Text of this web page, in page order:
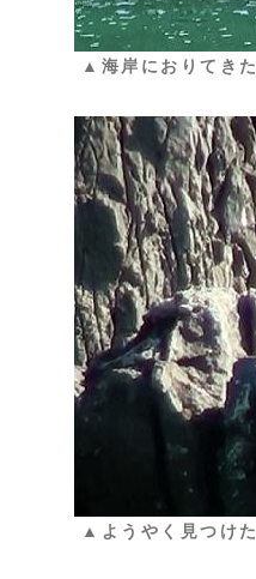
▲海岸におりてき
▲ようやく見つけ